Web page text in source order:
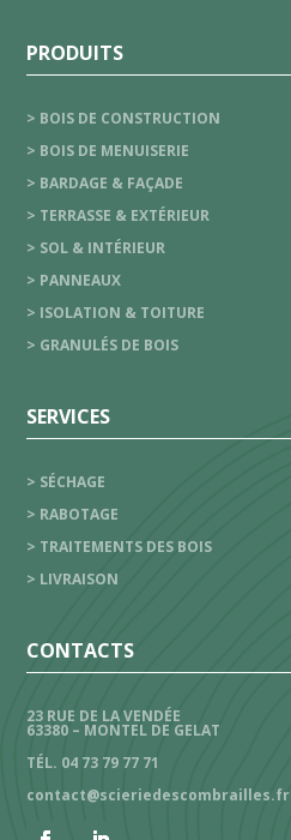
PRODUITS
> BOIS DE CONSTRUCTION
> BOIS DE MENUISERIE
> BARDAGE & FAÇADE
> TERRASSE & EXTÉRIEUR
> SOL & INTÉRIEUR
> PANNEAUX
> ISOLATION & TOITURE
> GRANULÉS DE BOIS
SERVICES
> SÉCHAGE
> RABOTAGE
> TRAITEMENTS DES BOIS
> LIVRAISON
CONTACTS
23 RUE DE LA VENDÉE
63380 – MONTEL DE GELAT
TÉL. 04 73 79 77 71
contact@scieriedescombrailles.fr